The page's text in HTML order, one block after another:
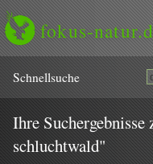
fokus-
Schnell­suche
Ihre Suchergebnisse
schluchtwald"